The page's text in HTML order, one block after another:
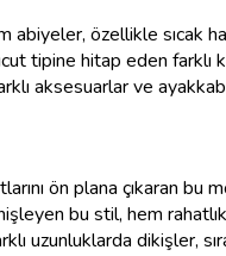
abiyeler, özellikle sıcak
tipine hitap eden farklı
aksesuarlar ve
ön plana çıkaran bu
bu stil, hem
uzunluklarda dikişler,